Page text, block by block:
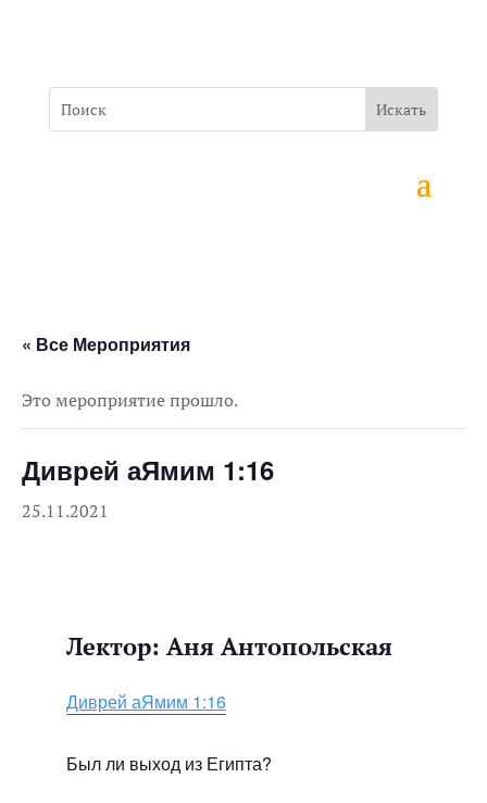
« Все Мероприятия
Это мероприятие прошло.
Диврей аЯмим 1:16
25.11.2021
Лектор: Аня Антопольская
Диврей аЯмим 1:16
Был ли выход из Египта?